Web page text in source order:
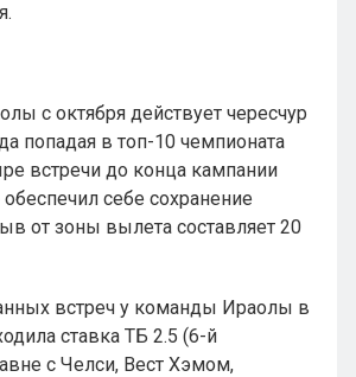
с октября действует чересчур
попадая в топ-10 чемпионата
встречи до конца кампании
себе сохранение
от зоны вылета составляет 20
встреч у команды Ираолы в
ставка ТБ 2.5 (6-й
с Челси, Вест Хэмом,